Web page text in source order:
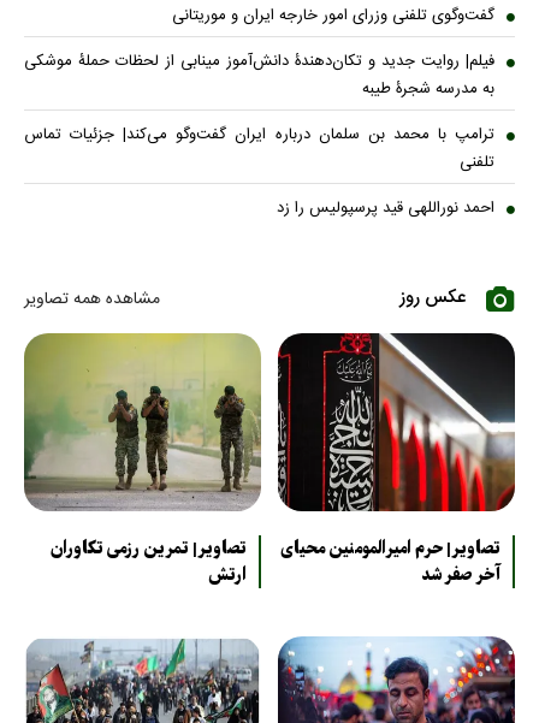
گفت‌وگوی تلفنی وزرای امور خارجه ایران و موریتانی
فیلم| روایت جدید و تکان‌دهندۀ دانش‌آموز مینابی از لحظات حملۀ موشکی
به مدرسه شجرۀ طیبه
ترامپ با محمد بن سلمان درباره ایران گفت‌وگو می‌کند| جزئیات تماس
تلفنی
احمد نوراللهی قید پرسپولیس را زد
عکس روز مشاهده همه تصاویر
تصاویر| حرم امیرالمومنین محیای
آخر صفر شد
تصاویر| تمرین رزمی تکاوران
ارتش